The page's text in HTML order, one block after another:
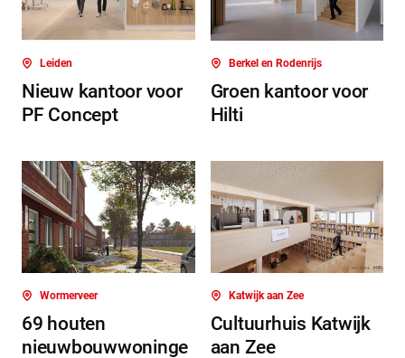
Leiden
Nieuw kantoor voor
PF Concept
Berkel en Rodenrijs
Groen kantoor voor
Hilti
Wormerveer
69 houten
nieuwbouwwoninge
Katwijk aan Zee
Cultuurhuis Katwijk
aan Zee